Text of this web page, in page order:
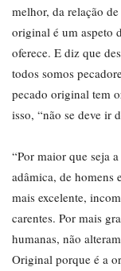
melhor, da relação
original é um aspeto
oferece. E diz que
todos somos
pecado original tem
isso, “não se deve ir
“Por maior que seja
adâmica, de homens
mais excelente,
carentes. Por mais
humanas, não
Original porque é a